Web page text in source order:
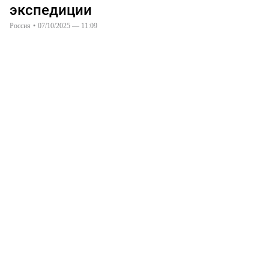
экспедиции
Россия • 07/10/2025 — 11:09